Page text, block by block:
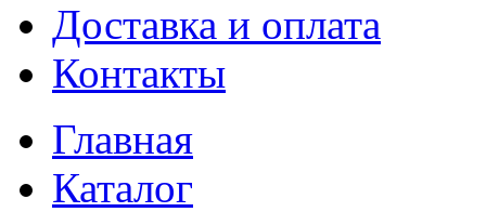
Доставка и оплата
Контакты
Главная
Каталог